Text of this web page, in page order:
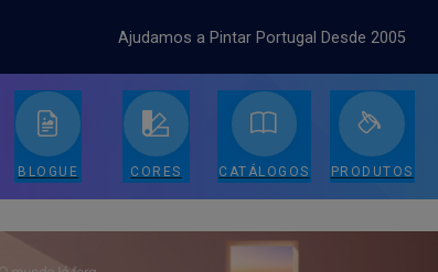
Ajudamos a Pintar Portugal Desde 2005
BLOGUE CORES CATÁLOGOS PRODUTOS